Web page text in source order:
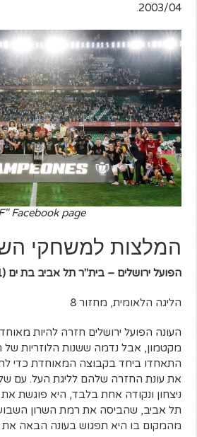
2003/04.
Facebook page
המלצות למשחקי
הפועל ירושלים – בית"ר תל אביב בת ים (13/11, 15:00, טדי)
הליגה הלאומית, מחזור 8
העונה הפועל ירושלים חזרה להיות
מקטמון, אבל נדמה ששנות הלוזריות של
התאחדו ביחד בקבוצה המאוחדת כדי
את עונת החזרה שלהם לליגת העל. עם
ניצחון ונקודה אחת בלבד, היא פוגשת
תל אביב, שהביסה את רמת השרון
מהמקום בו היא תפגוש בעונה הבאה